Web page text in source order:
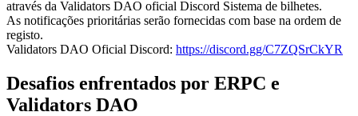
através da Validators DAO oficial Discord Sistema de bilhetes.
As notificações prioritárias serão fornecidas com base na ordem de
registo.
Validators DAO Oficial Discord: https://discord.gg/C7ZQSrCkYR
Desafios enfrentados por ERPC e
Validators DAO